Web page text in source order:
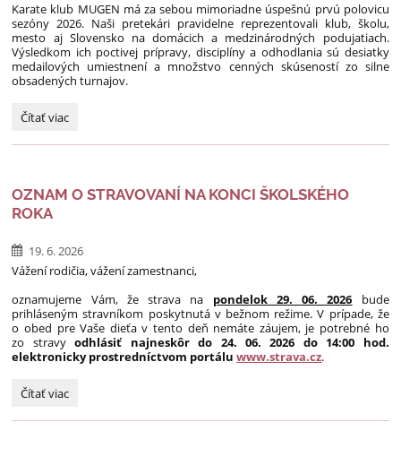
Karate klub MUGEN má za sebou mimoriadne úspešnú prvú polovicu
sezóny 2026. Naši pretekári pravidelne reprezentovali klub, školu,
mesto aj Slovensko na domácich a medzinárodných podujatiach.
Výsledkom ich poctivej prípravy, disciplíny a odhodlania sú desiatky
medailových umiestnení a množstvo cenných skúseností zo silne
obsadených turnajov.
Karate
MUGEN
doma
aj
zahraničí:
Čítať viac
OZNAM O STRAVOVANÍ NA KONCI ŠKOLSKÉHO
ROKA
19. 6. 2026
Vážení rodičia, vážení zamestnanci,
oznamujeme Vám, že strava na pondelok 29. 06. 2026 bude
prihláseným stravníkom poskytnutá v bežnom režime. V prípade, že
o obed pre Vaše dieťa v tento deň nemáte záujem, je potrebné ho
zo stravyodhlásiť najneskôr do 24. 06. 2026 do 14:00 hod.
elektronicky prostredníctvom portáluwww.strava.cz.
OZNAM
STRAVOVANÍ
Čítať viac